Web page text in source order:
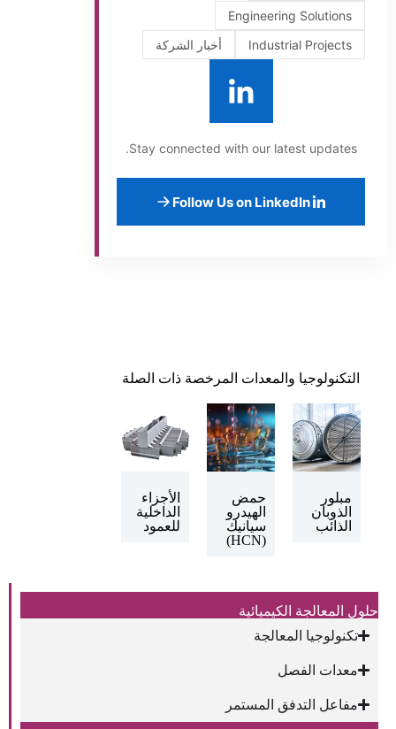
Engineering Solutions
Industrial Projects
أخبار الشركة
Stay connected with our latest updates.
Follow Us on LinkedIn
التكنولوجيا والمعدات المرخصة ذات الصلة
مبلور
الذوبان
الذائب
حمض
الهيدرو
سيانيك
(HCN)
الأجزاء
الداخلية
للعمود
حلول المعالجة الكيميائية
تكنولوجيا المعالجة
معدات الفصل
مفاعل التدفق المستمر